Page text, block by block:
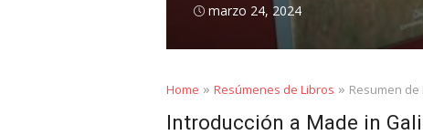
Posted
marzo 24, 2024
Home » Resúmenes de Libros » Resumen
Introducción a Made in